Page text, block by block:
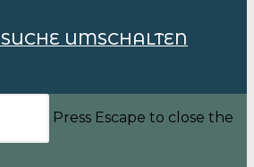
UMSCHALTEN
Press Escape to close the